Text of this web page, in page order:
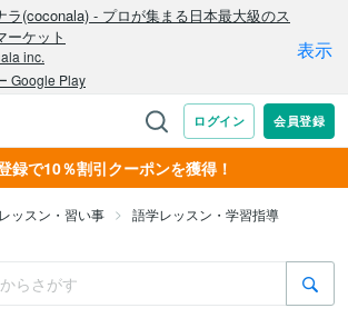
録で10％割引クーポンを獲得！
ッスン・習い事
語学レッスン・学習指導